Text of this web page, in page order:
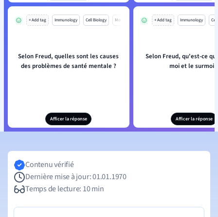
+ Add tag Immunology Cell Biology Mo
Selon Freud, quelles sont les causes
des problèmes de santé mentale ?
Afficer la réponse
+ Add tag Immunology
Selon Freud, qu'est-ce
moi et le surmoi ?
Afficer la réponse
Contenu vérifié
Dernière mise à jour: 01.01.1970
Temps de lecture: 10 min